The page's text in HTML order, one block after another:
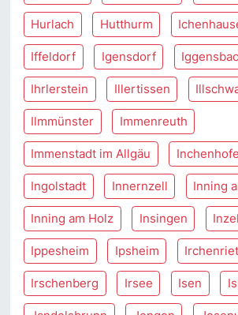
Hurlach Hutthurm
Iffeldorf Igensdorf
Ihrlerstein Illertissen
Ilmmünster Immenreuth
Immenstadt im Allgäu
Ingolstadt Innernzell Inning
Inning am Holz Insingen
Ippesheim Ipsheim
Irschenberg Irsee Isen